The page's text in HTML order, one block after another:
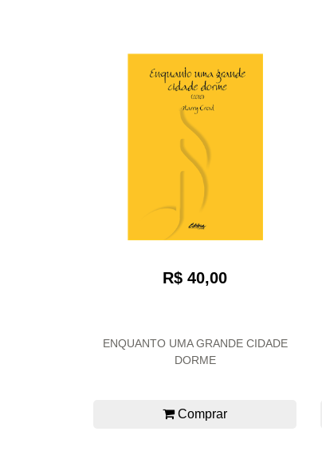
R$ 40,00
ENQUANTO UMA GRANDE CIDADE
DORME
Comprar